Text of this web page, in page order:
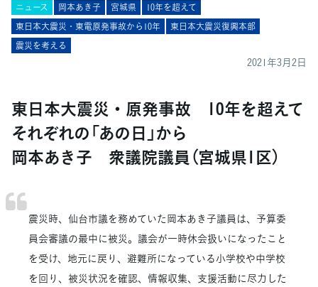
ニュース 岡本あき子 宮城県
10年を超えて
東日本大震災・東電原発事故から10年
東日本大震災復興本部
震災を考える
2021年3月2日
東日本大震災・原発事故 10年を超えて
それぞれの「あの日」から
岡本あき子 衆議院議員（宮城県1区）
震災時、仙台市議を務めていた岡本あき子議員は、予算委
員会審議の最中に被災。議会が一時休会扱いになったこと
を受け、地元に戻り、避難所になっている小学校や中学校
を回り、被災状況を確認、情報収集、支援活動に尽力した